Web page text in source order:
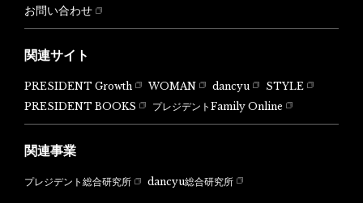
お問い合わせ
関連サイト
PRESIDENT Growth WOMAN dancyu
STYLE
PRESIDENT BOOKS
プレジデントFamily Online
関連事業
プレジデント総合研究所 dancyu総合研究所